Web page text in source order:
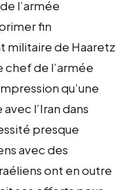
l’armée
fin
militaire de Haaretz
chef de l’armée
qu’une
l’Iran dans
presque
avec des
ont en outre